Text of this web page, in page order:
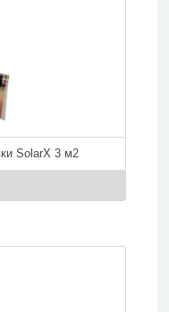
SolarX 3 м2